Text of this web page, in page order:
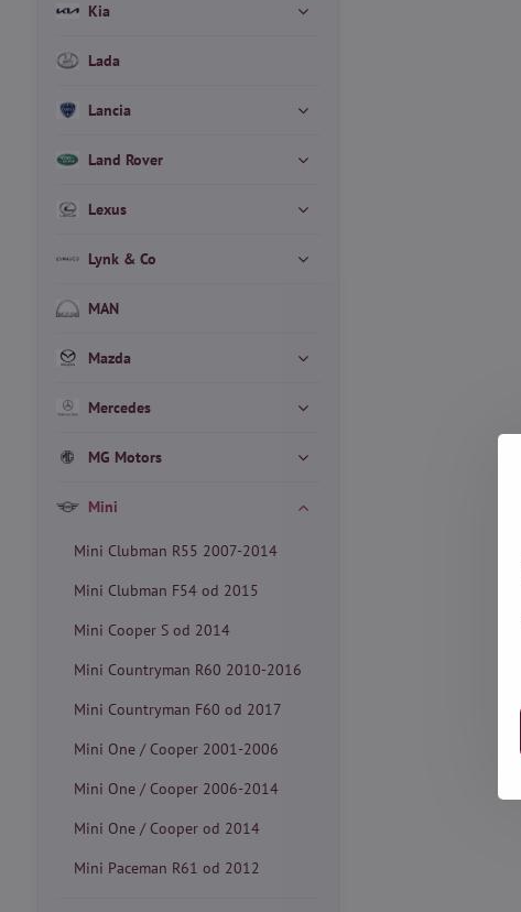
Kia
Lada
Lancia
Land Rover
Lexus
Lynk & Co
MAN
Mazda
Mercedes
MG Motors
Mini
Mini Clubman R55 2007-2014
Mini Clubman F54 od 2015
Mini Cooper S od 2014
Mini Countryman R60 2010-2016
Mini Countryman F60 od 2017
Mini One / Cooper 2001-2006
Mini One / Cooper 2006-2014
Mini One / Cooper od 2014
Mini Paceman R61 od 2012